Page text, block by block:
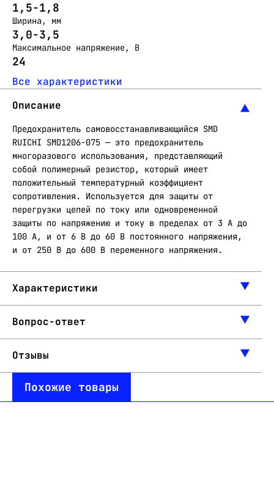
1,5-1,8
Ширина, мм
3,0-3,5
Максимальное напряжение, В
24
Все характеристики
Описание
Предохранитель самовосстанавливающийся SMD
RUICHI SMD1206-075 — это предохранитель
многоразового использования, представляющий
собой полимерный резистор, который имеет
положительный температурный коэффициент
сопротивления. Используется для защиты от
перегрузки цепей по току или одновременной
защиты по напряжению и току в пределах от 3 А до
100 А, и от 6 В до 60 В постоянного напряжения,
и от 250 В до 600 В переменного напряжения.
Характеристики
Вопрос-ответ
Отзывы
Похожие товары